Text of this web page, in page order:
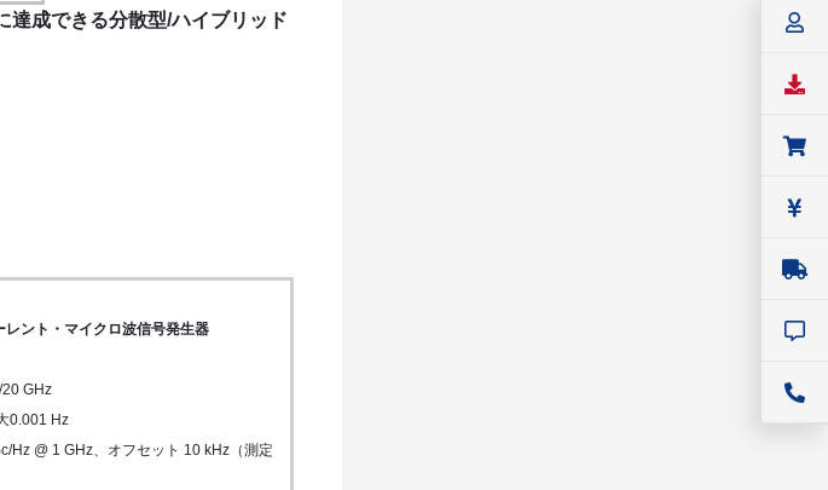
達成できる分散型/ハイブリッド
レント・マイクロ波信号発生器
20 GHz
0.001 Hz
Hz @ 1 GHz、オフセット 10 kHz（測定